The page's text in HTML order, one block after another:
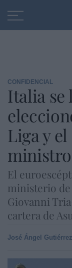
CONFIDENCIAL
Italia se
Liga y
El
ministerio de
Giovanni
cartera de
José Ángel Gutiérrez